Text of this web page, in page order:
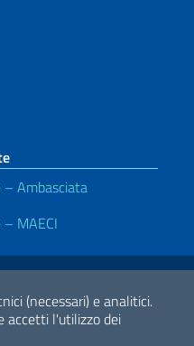
(necessari) e analitici.
accetti l'utilizzo dei
Ambasciata
MAECI